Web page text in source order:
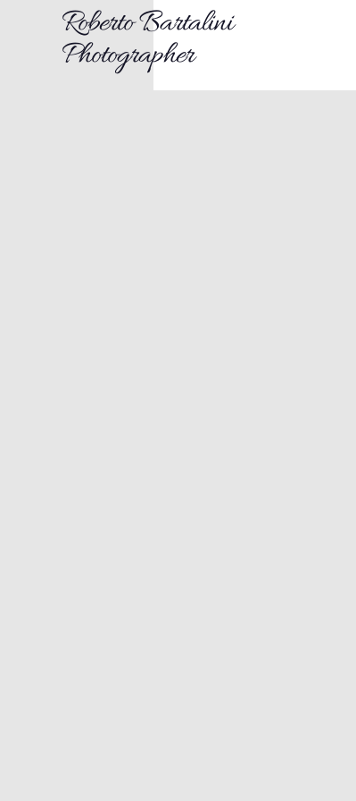
Roberto Bartalini
Photographer